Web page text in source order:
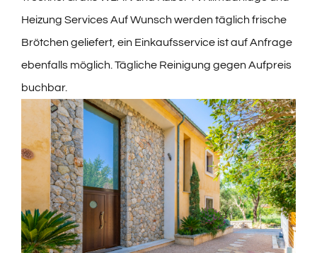
Heizung Services Auf Wunsch werden täglich frische
Brötchen geliefert, ein Einkaufsservice ist auf Anfrage
ebenfalls möglich. Tägliche Reinigung gegen Aufpreis
buchbar.